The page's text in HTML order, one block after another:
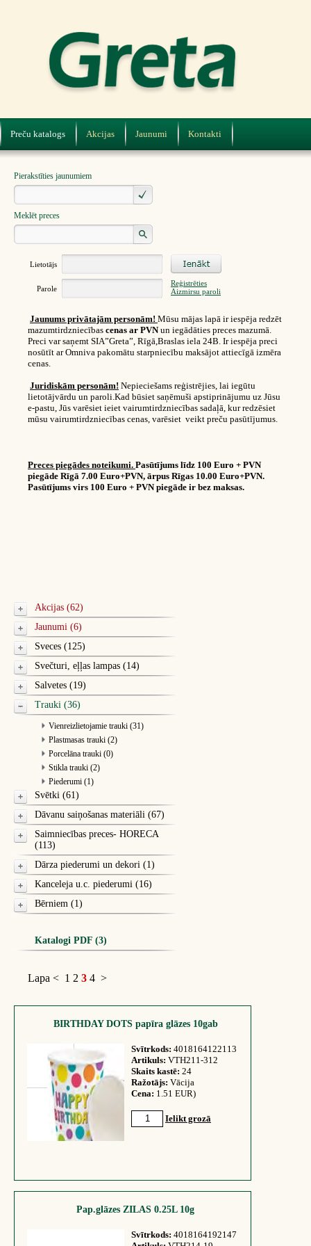
Preču katalogs Akcijas Jaunumi Kontakti
Pierakstīties jaunumiem
Meklēt preces
Lietotājs
Parole
Reģistrēties
Aizmirsu paroli
Jaunums privātajām personām! Mūsu mājas lapā ir iespēja redzēt
mazumtirdzniecības cenas ar PVNun iegādāties preces mazumā.
Preci var saņemt SIA”Greta”, Rīgā,Braslas iela 24B. Ir iespēja preci
nosūtīt ar Omniva pakomātu starpniecību maksājot attiecīgā izmēra
cenas.
Juridiskām personām! Nepieciešams reģistrējies, lai iegūtu
lietotājvārdu un paroli.Kad būsiet saņēmuši apstiprinājumu uz Jūsu
e-pastu, Jūs varēsiet ieiet vairumtirdzniecības sadaļā, kur redzēsiet
mūsu vairumtirdzniecības cenas, varēsiet veikt preču pasūtījumus.
Preces piegādes noteikumi. Pasūtījums līdz 100 Euro + PVN
piegāde Rīgā 7.00 Euro+PVN, ārpus Rīgas 10.00 Euro+PVN.
Pasūtījums virs 100 Euro + PVN piegāde ir bez maksas.
Akcijas (62)
Jaunumi (6)
Sveces (125)
Svečturi, eļļas lampas (14)
Salvetes (19)
Trauki (36)
Vienreizlietojamie trauki (31)
Plastmasas trauki (2)
Porcelāna trauki (0)
Stikla trauki (2)
Piederumi (1)
Svētki (61)
Dāvanu saiņošanas materiāli (67)
Saimniecības preces- HORECA
(113)
Dārza piederumi un dekori (1)
Kanceleja u.c. piederumi (16)
Bērniem (1)
Katalogi PDF (3)
Lapa < 1 2 3 4 >
BIRTHDAY DOTS papīra glāzes 10gab
Svītrkods: 4018164122113
Artikuls: VTH211-312
Skaits kastē: 24
Ražotājs: Vācija
Cena: 1.51 EUR)
Ielikt grozā
Pap.glāzes ZILAS 0.25L 10g
Svītrkods: 4018164192147